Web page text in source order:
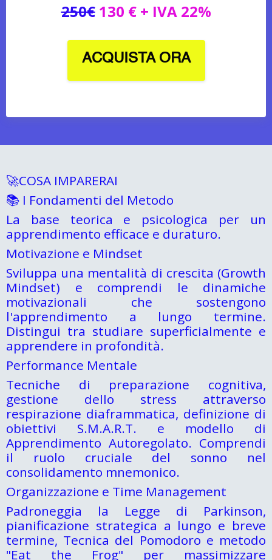
250€ 130 € + IVA 22%
ACQUISTA ORA
🚀COSA IMPARERAI
📚 I Fondamenti del Metodo
La base teorica e psicologica per un
apprendimento efficace e duraturo.
Motivazione e Mindset
Sviluppa una mentalità di crescita (Growth
Mindset) e comprendi le dinamiche
motivazionali che sostengono
l'apprendimento a lungo termine.
Distingui tra studiare superficialmente e
apprendere in profondità.
Performance Mentale
Tecniche di preparazione cognitiva,
gestione dello stress attraverso
respirazione diaframmatica, definizione di
obiettivi S.M.A.R.T. e modello di
Apprendimento Autoregolato. Comprendi
il ruolo cruciale del sonno nel
consolidamento mnemonico.
Organizzazione e Time Management
Padroneggia la Legge di Parkinson,
pianificazione strategica a lungo e breve
termine, Tecnica del Pomodoro e metodo
"Eat the Frog" per massimizzare